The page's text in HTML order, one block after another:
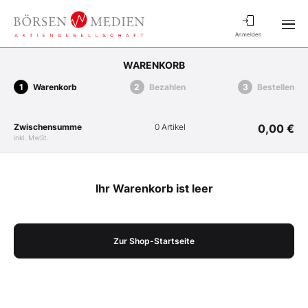
Anmelden
WARENKORB
Warenkorb Bezahlen Bestellen
Zwischensumme
inkl. MwSt.
0 Artikel 0,00 €
Ihr Warenkorb ist leer
Zur Shop-Startseite